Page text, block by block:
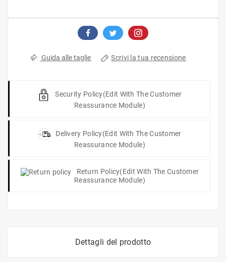
Guida alle taglie Scrivi la tua recensione
Security Policy(edit With The Customer
Reassurance Module)
Delivery Policy(edit With The Customer
Reassurance Module)
Return Policy(edit With The Customer
Reassurance Module)
Dettagli del prodotto